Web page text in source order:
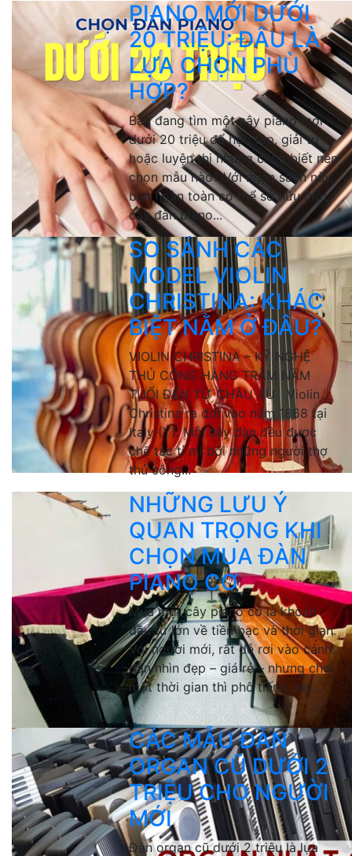
PIANO MỚI DƯỚI
20 TRIỆU: ĐÂU LÀ
LỰA CHỌN PHÙ
HỢP?
Bạn đang tìm một cây piano mới
dưới 20 triệu để học tập, giải trí
hoặc luyện thi nhưng chưa biết nên
chọn mẫu nào? Với ngân sách này,
bạn hoàn toàn có thể sở hữu một
cây đàn piano...
SO SÁNH CÁC
MODEL VIOLIN
CHRISTINA: KHÁC
BIỆT NẰM Ở ĐÂU?
VIOLIN CHRISTINA – KỸ NGHỆ
THỦ CÔNG HÀNG TRĂM NĂM
TUỔI ĐẾN TỪ CHÂU ÂU Violin
Christina ra đời vào năm 1868 tại
Italy (Ý). Mỗi cây đàn đều được
chế tác tỉ mỉ bởi những người thợ
thủ công...
NHỮNG LƯU Ý
QUAN TRỌNG KHI
CHỌN MUA ĐÀN
PIANO CƠ
Mua một cây piano cơ là khoản
đầu tư lớn về tiền bạc và thời gian.
Với người mới, rất dễ rơi vào cảnh:
đàn nhìn đẹp – giá rẻ – nhưng chơi
một thời gian thì phô tiếng, kẹt...
CÁC MẪU ĐÀN
ORGAN CŨ DƯỚI 2
TRIỆU CHO NGƯỜI
MỚI
Đàn organ cũ dưới 2 triệu là lựa